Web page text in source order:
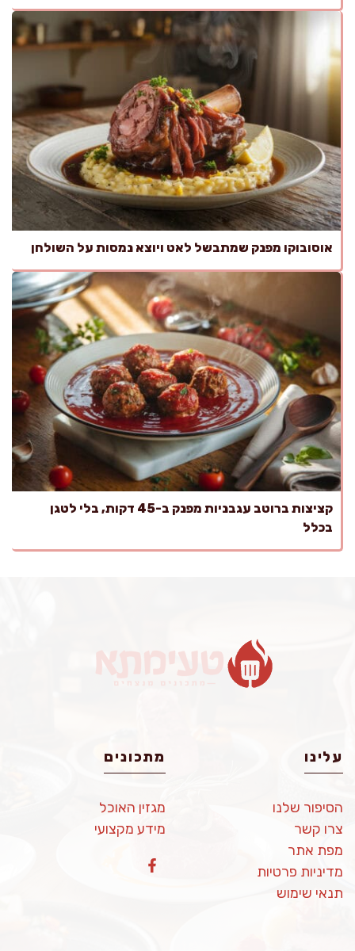
אוסובוקו מפנק שמתבשל לאט ויוצא נמסות על השולחן
קציצות ברוטב עגבניות מפנק ב-45 דקות, בלי לטגן
בכלל
עלינו
הסיפור שלנו
צרו קשר
מפת אתר
מדיניות פרטיות
תנאי שימוש
מתכונים
מגזין האוכל
מידע מקצועי